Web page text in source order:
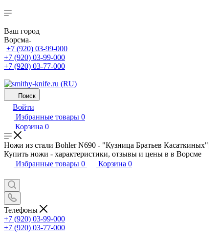
Ваш город
Ворсма
+7 (920) 03-99-000
+7 (920) 03-99-000
+7 (920) 03-77-000
Поиск
Войти
Избранные товары 0
Корзина 0
Ножи из стали Bohler N690 - "Кузница Братьев Касаткиных"|
Купить ножи - характеристики, отзывы и цены в в Ворсме
Избранные товары 0 Корзина 0
Телефоны
+7 (920) 03-99-000
+7 (920) 03-77-000